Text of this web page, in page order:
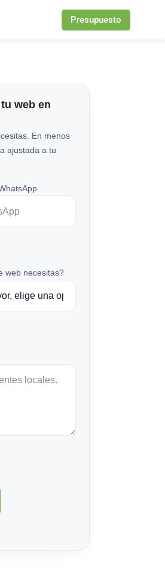
Presupuesto
web en
En menos
ajustada a tu
web necesitas?